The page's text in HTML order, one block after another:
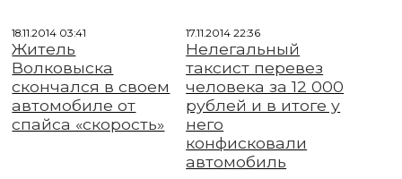
18.11.2014 03:41
Житель
Волковыска
скончался в своем
автомобиле от
спайса «скорость»
17.11.2014 22:36
Нелегальный
таксист перевез
человека за 12 000
рублей и в итоге у
него
конфисковали
автомобиль